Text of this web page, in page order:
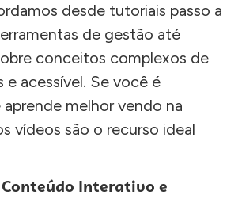
desde tutoriais passo a
de gestão até
conceitos complexos de
e acessível. Se você é
melhor vendo na
vídeos são o recurso ideal
Interativo e